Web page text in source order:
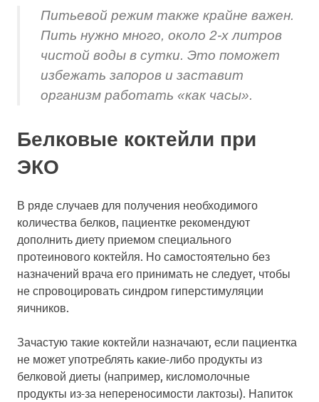
Питьевой режим также крайне важен.
Пить нужно много, около 2-х литров
чистой воды в сутки. Это поможет
избежать запоров и заставит
организм работать «как часы».
Белковые коктейли при
ЭКО
В ряде случаев для получения необходимого
количества белков, пациентке рекомендуют
дополнить диету приемом специального
протеинового коктейля. Но самостоятельно без
назначений врача его принимать не следует, чтобы
не спровоцировать синдром гиперстимуляции
яичников.
Зачастую такие коктейли назначают, если пациентка
не может употреблять какие-либо продукты из
белковой диеты (например, кисломолочные
продукты из-за непереносимости лактозы). Напиток